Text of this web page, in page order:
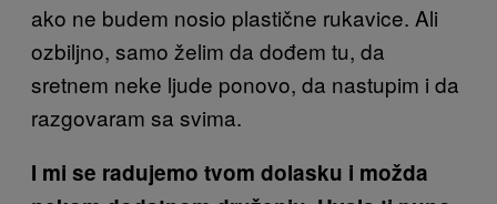
ako ne budem nosio plastične rukavice. Ali
ozbiljno, samo želim da dođem tu, da
sretnem neke ljude ponovo, da nastupim i da
razgovaram sa svima.
I mi se radujemo tvom dolasku i možda